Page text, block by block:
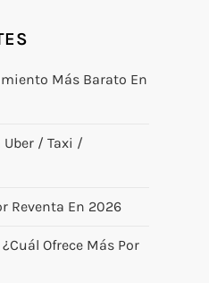
Más Barato En
/ Taxi /
Reventa En 2026
¿cuál Ofrece Más Por